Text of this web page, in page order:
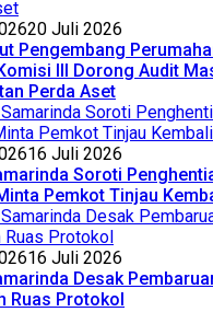
20 Juli 2026
Pengembang
III Dorong Audit
Perda Aset
16 Juli 2026
Soroti
Pemkot Tinjau
16 Juli 2026
Desak
Ruas Protokol